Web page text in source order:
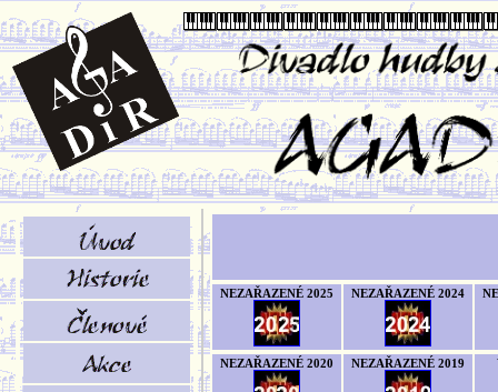
NEZAŘAZENÉ 2025 NEZAŘAZENÉ 2024
NEZAŘAZENÉ 2020 NEZAŘAZENÉ 2019